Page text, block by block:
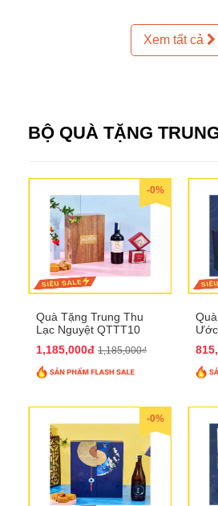
Xem tất cả
BỘ QUÀ TẶNG
-0%
Quà Tặng Trung Thu
Lạc Nguyệt QTTT10
1,185,000đ 1,185,000₫
-0%